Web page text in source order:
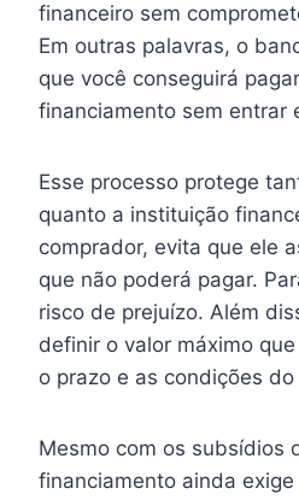
financeiro sem
Em outras palavras, o
que você conseguirá
financiamento sem entrar
Esse processo protege
quanto a instituição
comprador, evita que ele
que não poderá pagar.
risco de prejuízo. Além
definir o valor máximo
o prazo e as condições
Mesmo com os subsídios
financiamento ainda